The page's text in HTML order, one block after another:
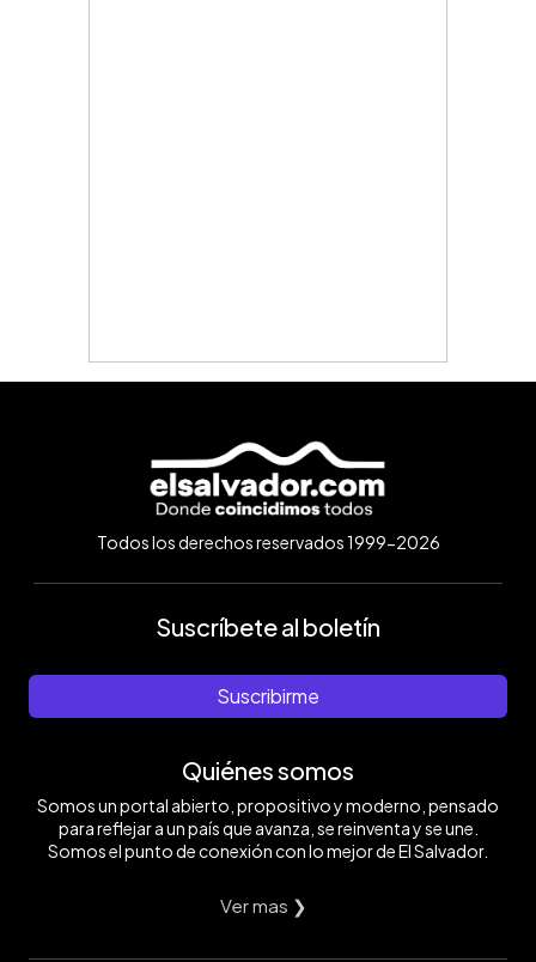
Todos los derechos reservados 1999-2026
Suscríbete al boletín
Suscribirme
Quiénes somos
Somos un portal abierto, propositivo y moderno, pensado
para reflejar a un país que avanza, se reinventa y se une.
Somos el punto de conexión con lo mejor de El Salvador.
Ver mas ❯